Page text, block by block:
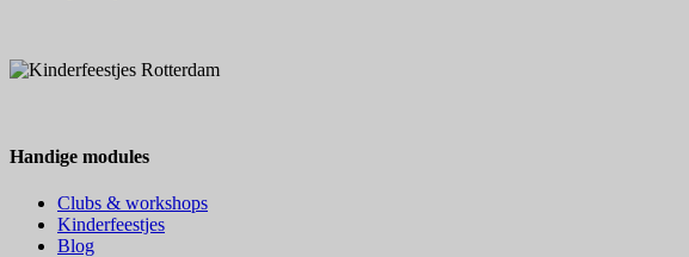
Handige modules
Clubs & workshops
Kinderfeestjes
Blog